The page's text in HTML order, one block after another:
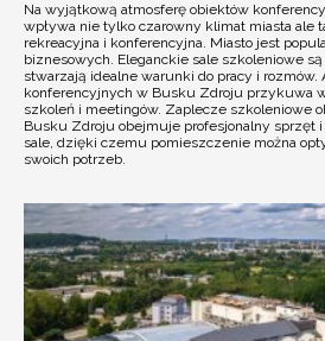
Na wyjątkową atmosferę obiektów
wpływa nie tylko czarowny klimat miasta ale
rekreacyjna i konferencyjna. Miasto jest
biznesowych. Eleganckie sale szkoleniowe
stwarzają idealne warunki do pracy i rozmów.
konferencyjnych w Busku Zdroju przykuwa
szkoleń i meetingów. Zaplecze szkoleniowe
Busku Zdroju obejmuje profesjonalny sprzęt
sale, dzięki czemu pomieszczenie można
swoich potrzeb.